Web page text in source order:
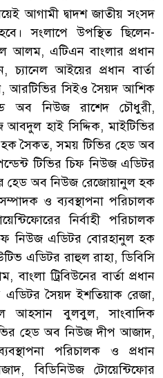
আগামী দ্বাদশ জাতীয় সংসদ
সংলাপে উপস্থিত ছিলেন-
আলম, এটিএন বাংলার প্রধান
চ্যানেল আইয়ের প্রধান বার্তা
আরটিভির সিইও সৈয়দ আশিক
অব নিউজ রাশেদ চৌধুরী,
হাই সিদ্দিক, মাইটিভির
সৈকত, সময় টিভির হেড অব
টিভির চিফ নিউজ এডিটর
হেড অব নিউজ রেজোয়ানুল হক
ও ব্যবস্থাপনা পরিচালক
নির্বাহী পরিচালক
নিউজ এডিটর বোরহানুল হক
এডিটর রাহুল রাহা, ডিবিসি
ট্রিবিউনের বার্তা প্রধান
এডিটর সৈয়দ ইশতিয়াক রেজা,
আহসান বুলবুল, সাংবাদিক
হেড অব নিউজ দীপ আজাদ,
পরিচালক ও প্রধান
বিডিনিউজ টোয়েন্টিফোর